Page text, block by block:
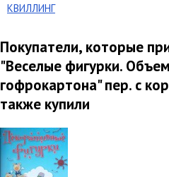
КВИЛЛИНГ
Покупатели, которые
"Веселые фигурки.
гофрокартона" пер. с
также купили